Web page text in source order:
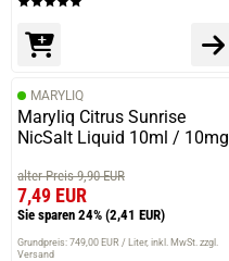
MARYLIQ
Maryliq Citrus Sunrise
NicSalt Liquid 10ml / 10mg
alter Preis 9,90 EUR
7,49 EUR
Sie sparen 24% (2,41 EUR)
Grundpreis: 749,00 EUR / Liter inkl. MwSt. zzgl.
Versand